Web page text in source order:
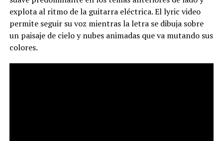
explota al ritmo de la guitarra eléctrica. El lyric video
permite seguir su voz mientras la letra se dibuja sobre
un paisaje de cielo y nubes animadas que va mutando sus
colores.